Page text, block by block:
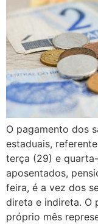
O pagamento dos
estaduais,
terça (29) e
aposentados,
feira, é a vez dos
direta e indireta. O
próprio mês